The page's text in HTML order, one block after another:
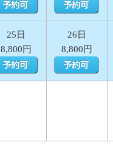
25日
8,800円
26日
8,800円